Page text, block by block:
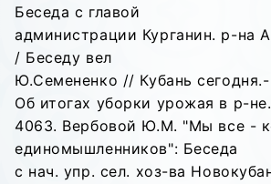
Беседа с главой
администрации Курганин. р-на
/ Беседу вел
Ю.Семененко // Кубань сегодня.-
Об итогах уборки урожая в р-не.
4063. Вербовой Ю.М. "Мы все -
единомышленников": Беседа
с нач. упр. сел. хоз-ва